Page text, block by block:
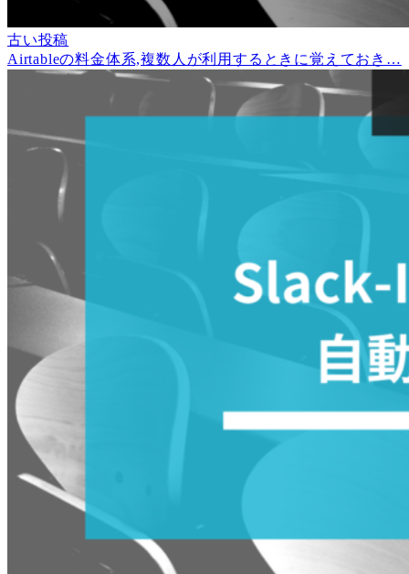
古い投稿
Airtableの料金体系,複数人が利用するときに覚えておき…